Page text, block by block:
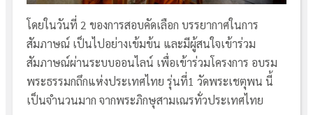
โดยในวันที่ 2 ของการสอบคัดเลือก บรรยากาศในการ
สัมภาษณ์ เป็นไปอย่างเข้มข้น และมีผู้สนใจเข้าร่วม
สัมภาษณ์ผ่านระบบออนไลน์ เพื่อเข้าร่วมโครงการ อบรม
พระธรรมกถึกแห่งประเทศไทย รุ่นที่1 วัดพระเชตุพน นี้
เป็นจำนวนมาก จากพระภิกษุสามเณรทั่วประเทศไทย